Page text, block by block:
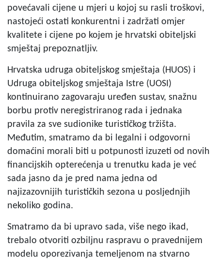
povećavali cijene u mjeri u kojoj su rasli troškovi,
nastojeći ostati konkurentni i zadržati omjer
kvalitete i cijene po kojem je hrvatski obiteljski
smještaj prepoznatljiv.
Hrvatska udruga obiteljskog smještaja (HUOS) i
Udruga obiteljskog smještaja Istre (UOSI)
kontinuirano zagovaraju uređen sustav, snažnu
borbu protiv neregistriranog rada i jednaka
pravila za sve sudionike turističkog tržišta.
Međutim, smatramo da bi legalni i odgovorni
domaćini morali biti u potpunosti izuzeti od novih
financijskih opterećenja u trenutku kada je već
sada jasno da je pred nama jedna od
najizazovnijih turističkih sezona u posljednjih
nekoliko godina.
Smatramo da bi upravo sada, više nego ikad,
trebalo otvoriti ozbiljnu raspravu o pravednijem
modelu oporezivanja temeljenom na stvarno